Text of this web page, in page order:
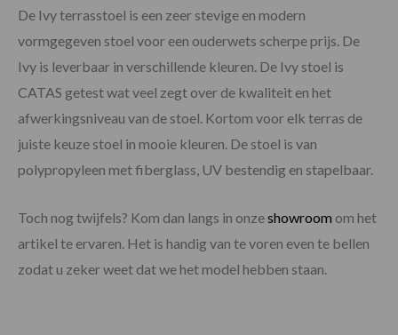
De Ivy terrasstoel is een zeer stevige en modern
vormgegeven stoel voor een ouderwets scherpe prijs. De
Ivy is leverbaar in verschillende kleuren. De Ivy stoel is
CATAS getest wat veel zegt over de kwaliteit en het
afwerkingsniveau van de stoel. Kortom voor elk terras de
juiste keuze stoel in mooie kleuren. De stoel is van
polypropyleen met fiberglass, UV bestendig en stapelbaar.
Toch nog twijfels? Kom dan langs in onzeshowroom om het
artikel te ervaren. Het is handig van te voren even te bellen
zodat u zeker weet dat we het model hebben staan.